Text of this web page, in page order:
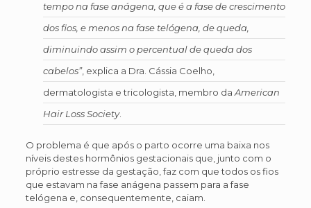
tempo na fase anágena, que é a fase de crescimento
dos fios, e menos na fase telógena, de queda,
diminuindo assim o percentual de queda dos
cabelos”, explica a Dra. Cássia Coelho,
dermatologista e tricologista, membro da American
Hair Loss Society.
O problema é que após o parto ocorre uma baixa nos
níveis destes hormônios gestacionais que, junto com o
próprio estresse da gestação, faz com que todos os fios
que estavam na fase anágena passem para a fase
telógena e, consequentemente, caiam.